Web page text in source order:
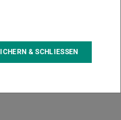
& SCHLIESSEN